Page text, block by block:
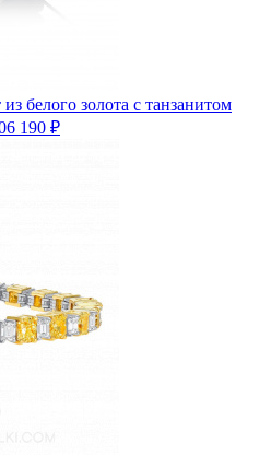
белого золота с танзанитом
190 ₽